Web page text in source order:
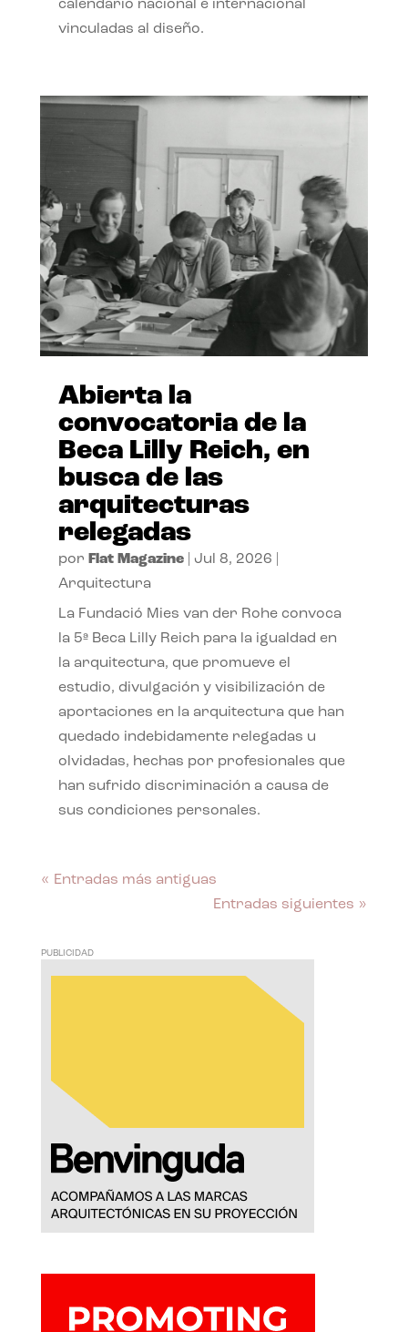
calendario nacional e internacional
vinculadas al diseño.
Abierta la
convocatoria de la
Beca Lilly Reich, en
busca de las
arquitecturas
relegadas
por Flat Magazine| Jul 8, 2026
Arquitectura
La Fundació Mies van der Rohe convoca
la 5ª Beca Lilly Reich para la igualdad en
la arquitectura, que promueve el
estudio, divulgación y visibilización de
aportaciones en la arquitectura que han
quedado indebidamente relegadas u
olvidadas, hechas por profesionales que
han sufrido discriminación a causa de
sus condiciones personales.
« Entradas más antiguas
Entradas siguientes »
PUBLICIDAD